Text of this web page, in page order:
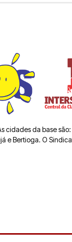
cidades da base
e Bertioga. O